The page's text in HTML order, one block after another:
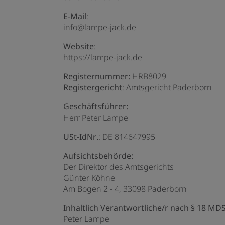
E-Mail:
info@lampe-jack.de
Website:
https://lampe-jack.de
Registernummer: HRB8029
Registergericht: Amtsgericht Paderborn
Geschäftsführer:
Herr Peter Lampe
USt-IdNr.: DE 814647995
Aufsichtsbehörde:
Der Direktor des Amtsgerichts
Günter Köhne
Am Bogen 2 - 4, 33098 Paderborn
Inhaltlich Verantwortliche/r nach § 18
Peter Lampe